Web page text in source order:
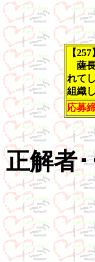
【
薩長
れて
組織
応募
正解者